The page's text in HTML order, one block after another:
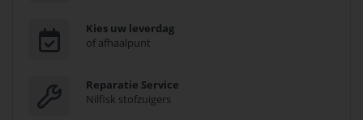
Kies uw leverdag
of afhaalpunt
Reparatie Service
Nilfisk stofzuigers